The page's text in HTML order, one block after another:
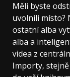
Měli byste
uvolnili místo?
ostatní alba
alba a
videa z
Importy,